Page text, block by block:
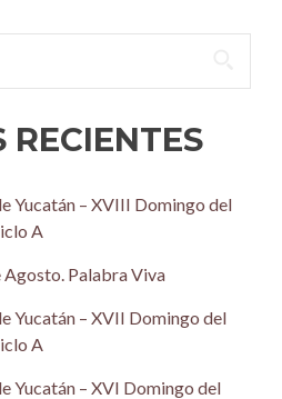
RECIENTES
Yucatán – XVIII Domingo del
A
Palabra Viva
Yucatán – XVII Domingo del
A
Yucatán – XVI Domingo del